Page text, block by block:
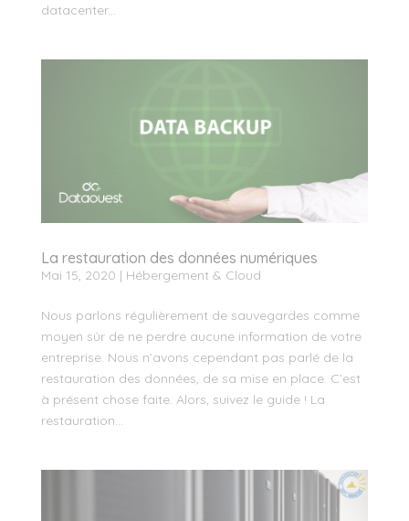
datacenter...
La restauration des données numériques
Mai 15, 2020 | Hébergement & Cloud
Nous parlons régulièrement de sauvegardes comme
moyen sûr de ne perdre aucune information de votre
entreprise. Nous n’avons cependant pas parlé de la
restauration des données, de sa mise en place. C’est
à présent chose faite. Alors, suivez le guide ! La
restauration...